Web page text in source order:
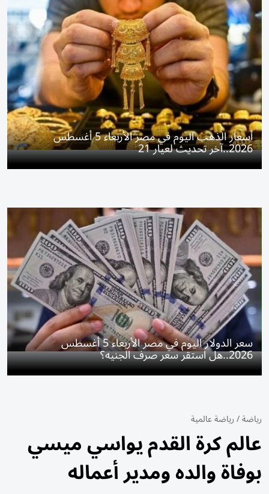
أسعار الذهب اليوم في مصر الأربعاء 5 أغسطس
2026..آخر تحديث لعيار 21
سعر الدولار اليوم في مصر الأربعاء 5 أغسطس
2026..هل استقر سعر صرف الجنيه؟
رياضة/رياضة عالمية
عالم كرة القدم يواسي ميسي
بوفاة والده ومدير أعماله